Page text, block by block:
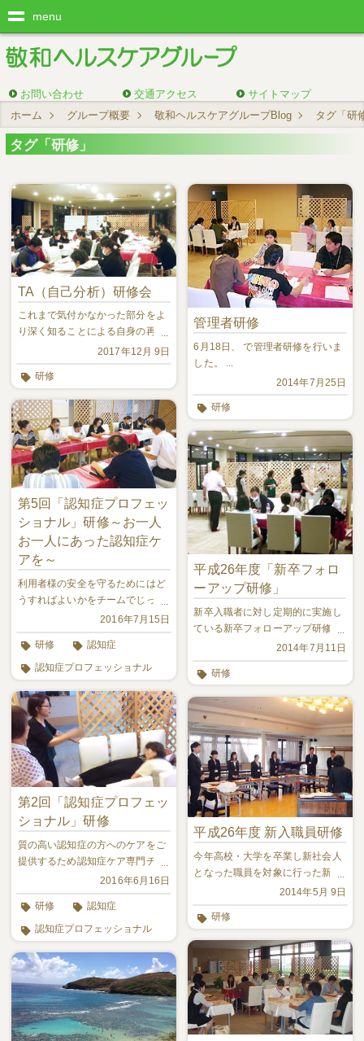
menu
お問い合わせ 交通アクセス
サイトマップ
ホーム
グループ概要 敬和ヘルスケアグループBlog タグ「研
タグ「研修」
TA（自己分析）研修会
これまで気付かなかった部分をよ
り深く知ることによる自身の再発
見と人との関わり方を学びまし
た。
2017年12月 9日
研修
第5回「認知症プロフェッ
ショナル」研修～お一人
お一人にあった認知症ケ
アを～
利用者様の安全を守るためにはど
うすればよいかをチームでじっく
2016年7月15日
研修 認知症
認知症プロフェッショナル
第2回「認知症プロフェッ
ショナル」研修
質の高い認知症の方へのケアをご
提供するため認知症ケア専門チー
ム「認知症プロフェッショナル」
を立ち上げることになりました。
2016年6月16日
研修 認知症
認知症プロフェッショナル
管理者研修
6月18日、 で管理者研修を行いま
した。 ...
2014年7月25日
研修
平成26年度「新卒フォロ
ーアップ研修」
新卒入職者に対し定期的に実施し
ている新卒フォローアップ研修の
2014年7月11日
研修
平成26年度 新入職員研修
今年高校・大学を卒業し新社会人
となった職員を対象に行った新入
職員研修の様子をご紹介2014年5月 9日
研修